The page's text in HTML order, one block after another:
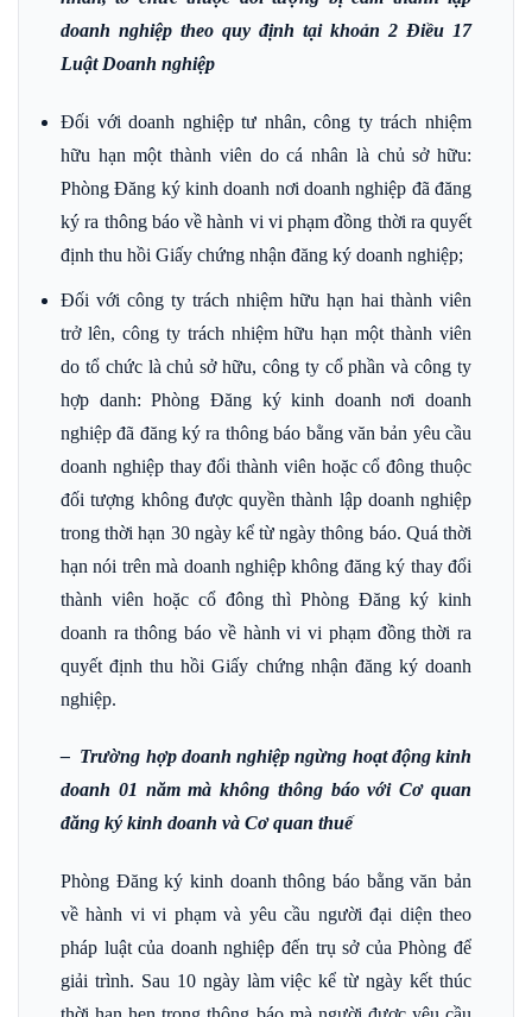
doanh nghiệp theo quy định tại khoản 2 Điều 17
Luật Doanh nghiệp
Đối với doanh nghiệp tư nhân, công ty trách nhiệm
hữu hạn một thành viên do cá nhân là chủ sở hữu:
Phòng Đăng ký kinh doanh nơi doanh nghiệp đã đăng
ký ra thông báo về hành vi vi phạm đồng thời ra quyết
định thu hồi Giấy chứng nhận đăng ký doanh nghiệp;
Đối với công ty trách nhiệm hữu hạn hai thành viên
trở lên, công ty trách nhiệm hữu hạn một thành viên
do tổ chức là chủ sở hữu, công ty cổ phần và công ty
hợp danh: Phòng Đăng ký kinh doanh nơi doanh
nghiệp đã đăng ký ra thông báo bằng văn bản yêu cầu
doanh nghiệp thay đổi thành viên hoặc cổ đông thuộc
đối tượng không được quyền thành lập doanh nghiệp
trong thời hạn 30 ngày kể từ ngày thông báo. Quá thời
hạn nói trên mà doanh nghiệp không đăng ký thay đổi
thành viên hoặc cổ đông thì Phòng Đăng ký kinh
doanh ra thông báo về hành vi vi phạm đồng thời ra
quyết định thu hồi Giấy chứng nhận đăng ký doanh
nghiệp.
– Trường hợp doanh nghiệp ngừng hoạt động kinh
doanh 01 năm mà không thông báo với Cơ quan
đăng ký kinh doanh và Cơ quan thuế
Phòng Đăng ký kinh doanh thông báo bằng văn bản
về hành vi vi phạm và yêu cầu người đại diện theo
pháp luật của doanh nghiệp đến trụ sở của Phòng để
giải trình. Sau 10 ngày làm việc kể từ ngày kết thúc